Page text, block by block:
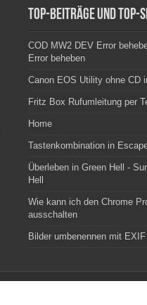
Top-Beiträge und Top-
COD MW2 DEV Error
Error beheben
Canon EOS Utility ohne CD
Fritz Box Rufumleitung per
Home
Tastenkombination in
Überleben in Green Hell -
Hell
Wie kann ich den Chrome
ausschalten
Bilder umbenennen mit